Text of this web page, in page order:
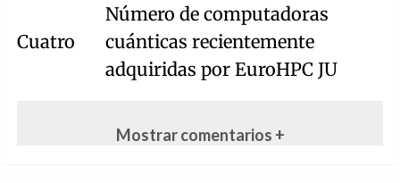
Cuatro
Número de computadoras
cuánticas recientemente
adquiridas por EuroHPC JU
Mostrar comentarios +